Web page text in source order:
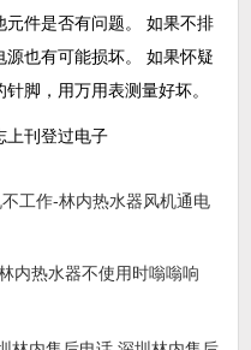
件是否有问题。 如果不排
也有可能损坏。 如果怀疑
脚，用万用表测量好坏。
上刊登过电子
工作-林内热水器风机通电
内热水器不使用时嗡嗡响